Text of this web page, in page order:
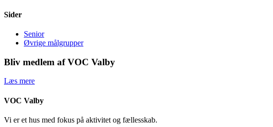
Sider
Senior
Øvrige målgrupper
Bliv medlem af VOC Valby
Læs mere
VOC Valby
Vi er et hus med fokus på aktivitet og fællesskab.